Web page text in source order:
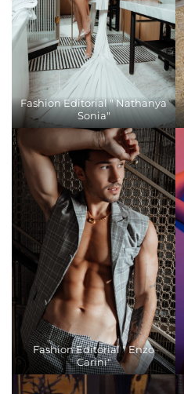
Fashion Editorial " Nathanya
Sonia"
Fashion Editorial " Enzo
Carini"